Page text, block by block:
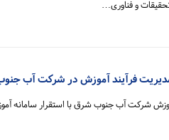
و فناوری…
فرآیند آموزش در شرکت آب
شرکت آب جنوب شرق با استقرار سامانه